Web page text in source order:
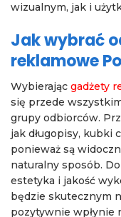
wizualnym, jak i
Jak wybrać
reklamowe
Wybierając gadżety
się przede
grupy odbiorców.
jak długopisy, kubki
ponieważ są
naturalny sposób.
estetyka i jakość
będzie skutecznym
pozytywnie wpłynie